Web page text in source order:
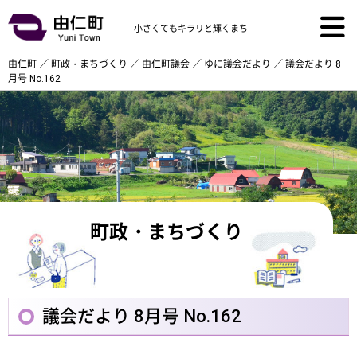
小さくてもキラリと輝くまち
由仁町 ／ 町政・まちづくり ／ 由仁町議会 ／ ゆに議会だより ／ 議会だより 8
月号 No.162
町政・まちづくり
議会だより 8月号 No.162